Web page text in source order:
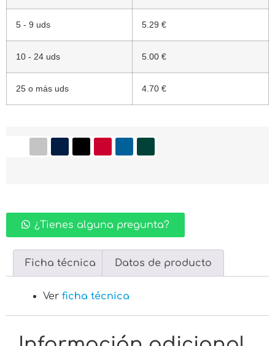
5 - 9 uds 5.29 €
10 - 24 uds 5.00 €
25 o más uds 4.70 €
¿Tienes alguna pregunta?
Ficha técnica Datos de producto
Ver ficha técnica